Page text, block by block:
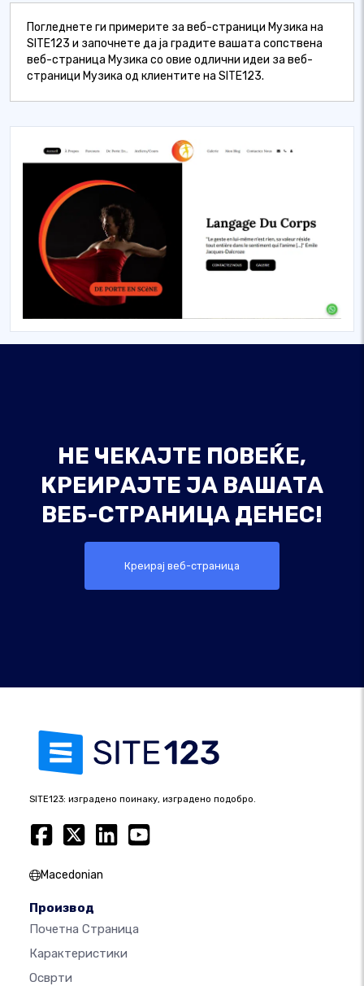
Погледнете ги примерите за веб-страници Музика на
SITE123 и започнете да ја градите вашата сопствена
веб-страница Музика со овие одлични идеи за веб-
страници Музика од клиентите на SITE123.
НЕ ЧЕКАЈТЕ ПОВЕЌЕ,
КРЕИРАЈТЕ ЈА ВАШАТА
ВЕБ-СТРАНИЦА ДЕНЕС!
Креирај веб-страница
SITE123: изградено поинаку, изградено подобро.
Macedonian
Производ
Почетна Страница
Карактеристики
Осврти